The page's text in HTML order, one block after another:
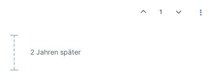
1
2 Jahren später